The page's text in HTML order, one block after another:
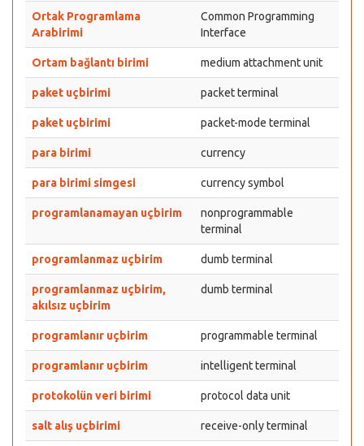
Ortak Programlama
Arabirimi
Common Programming
Interface
Ortam bağlantı birimi medium attachment unit
paket uçbirimi packet terminal
paket uçbirimi packet-mode terminal
para birimi currency
para birimi simgesi currency symbol
programlanamayan uçbirim
nonprogrammable
terminal
programlanmaz uçbirim dumb terminal
programlanmaz uçbirim,
akılsız uçbirim
dumb terminal
programlanır uçbirim programmable terminal
programlanır uçbirim intelligent terminal
protokolün veri birimi protocol data unit
salt alış uçbirimi receive-only terminal